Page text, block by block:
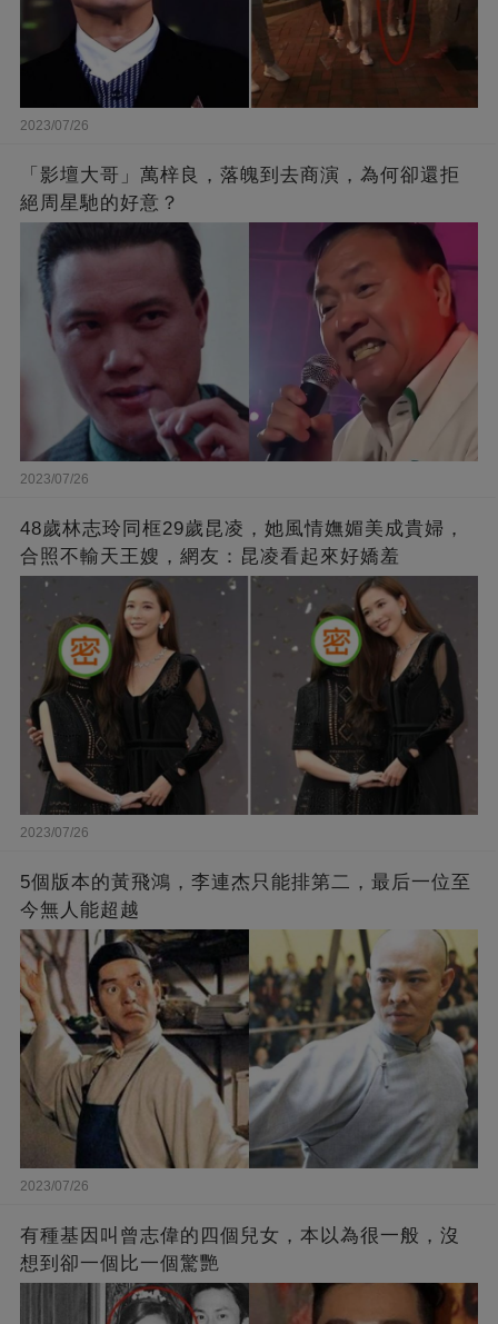
2023/07/26
「影壇大哥」萬梓良，落魄到去商演，為何卻還拒
絕周星馳的好意？
2023/07/26
48歲林志玲同框29歲昆凌，她風情嫵媚美成貴婦，
合照不輸天王嫂，網友：昆凌看起來好嬌羞
2023/07/26
5個版本的黃飛鴻，李連杰只能排第二，最后一位至
今無人能超越
2023/07/26
有種基因叫曾志偉的四個兒女，本以為很一般，沒
想到卻一個比一個驚艷